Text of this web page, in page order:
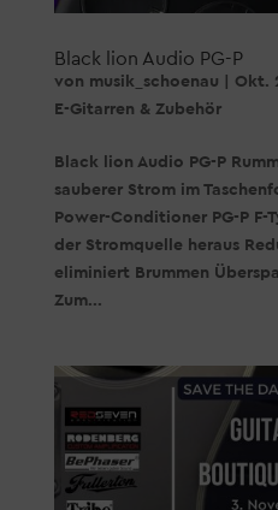
Black lion Audio PG-P
von musik_schoenau Okt.
E-Gitarren & Zubehör
Black lion Audio PG-P
sauberer Strom im
Power-Conditioner PG-P
der Stromquelle heraus
eliminiert Brummen
Zum...